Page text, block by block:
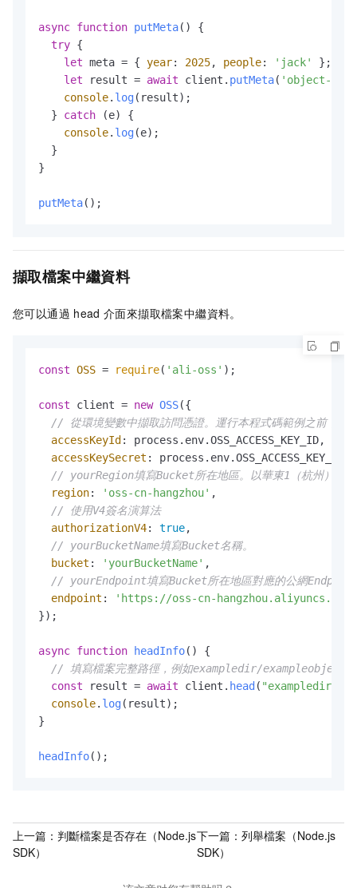
async function putMeta( ) {
try {
let meta = { year: 2025, people: 'jack'
};
let result = await client. putMeta( 'object-
console. log(result);
  }
catch (e) {
console. log(e);
  }
}
putMeta();
擷取檔案中繼資料
您可以通過 head 介面來擷取檔案中繼資料。
const OSS = require( 'ali-oss' );
const client = new OSS({
// 從環境變數中擷取訪問憑證。運行本程式碼範例之前，請確
accessKeyId : process. env.OSS_ACCESS_KEY_ID,
accessKeySecret : process. env.
// yourRegion填寫Bucket所在地區。以華東1（杭州）為
region: 'oss-cn-hangzhou' ,
// 使用V4簽名演算法
authorizationV4: true,
// yourBucketName填寫Bucket名稱。
bucket : 'yourBucketName' ,
// yourEndpoint填寫Bucket所在地區對應的公網
endpoint :
'https://oss-cn-hangzhou.aliyuncs.com'
});
async function headInfo( ) {
// 填寫檔案完整路徑，例如exampledir/
const result = await client. head ( "exampledir/
console. log(result);
}
headInfo();
上一篇： 判斷檔案是否存在（Node.js
SDK）
下一篇：列舉檔案（Node.js
SDK）